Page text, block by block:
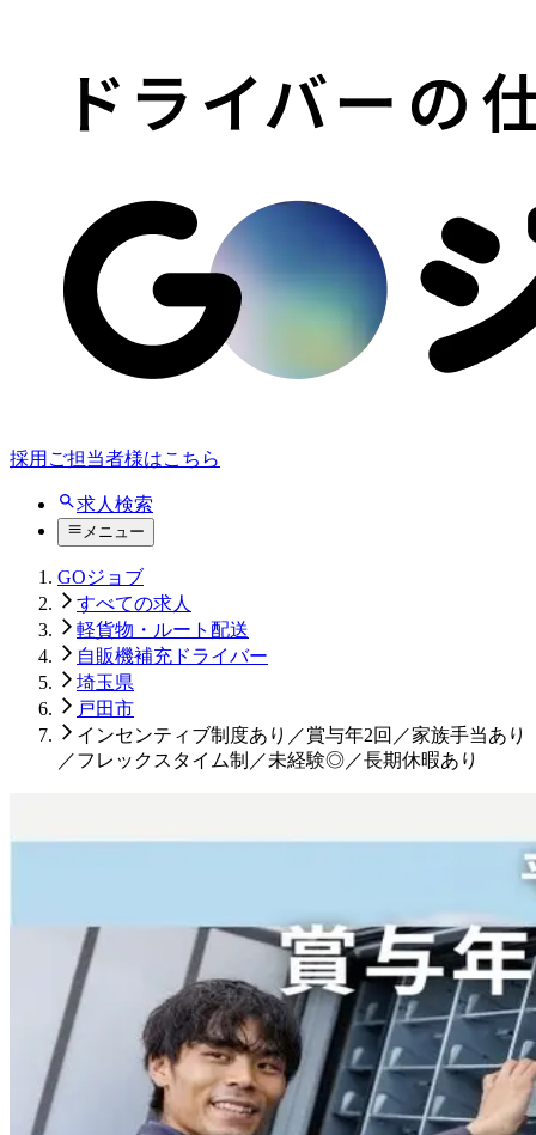
採用ご担当者様はこちら
求人検索
メニュー
GOジョブ
すべての求人
軽貨物・ルート配送
自販機補充ドライバー
埼玉県
戸田市
インセンティブ制度あり／賞与年2回／家族手当あり
／フレックスタイム制／未経験◎／長期休暇あり